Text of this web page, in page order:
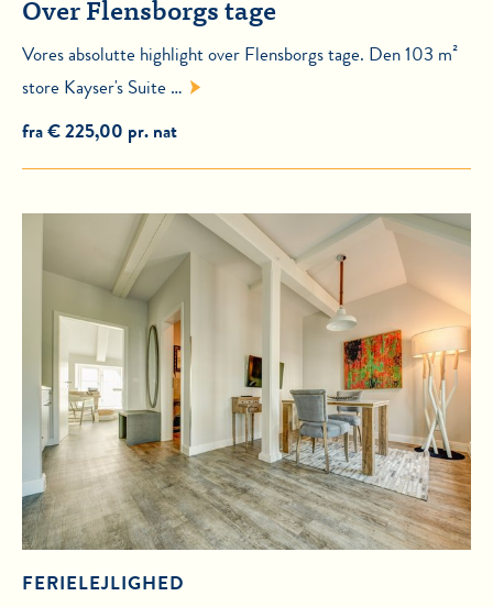
Over Flensborgs tage
Vores absolutte highlight over Flensborgs tage. Den 103 m²
store Kayser's Suite …
fra € 225,00 pr. nat
FERIELEJLIGHED